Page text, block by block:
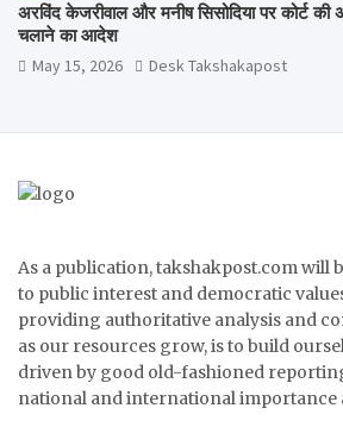
अरविंद केजरीवाल और मनीष सिसोदिया पर कोर्ट
चलाने का आदेश
May 15, 2026 Desk Takshakapost
As a publication, takshakpost.com will
to public interest and democratic
providing authoritative analysis and
as our resources grow, is to build
driven by good old-fashioned
national and international importance